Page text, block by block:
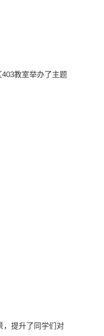
教室举办了主题
，提升了同学们对